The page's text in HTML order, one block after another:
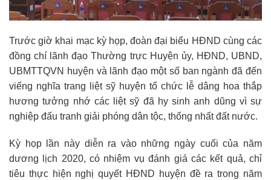
Trước giờ khai mạc kỳ họp, đoàn đại biểu HĐND cùng các
đồng chí lãnh đạo Thường trực Huyện ủy, HĐND, UBND,
UBMTTQVN huyện và lãnh đạo một số ban ngành đã đến
viếng nghĩa trang liệt sỹ huyện tổ chức lễ dâng hoa thắp
hương tưởng nhớ các liệt sỹ đã hy sinh anh dũng vì sự
nghiệp đấu tranh giải phóng dân tộc, thống nhất đất nước.
Kỳ họp lần này diễn ra vào những ngày cuối của năm
dương lịch 2020, có nhiệm vụ đánh giá các kết quả, chỉ
tiêu thực hiện nghị quyết HĐND huyện đề ra trong năm